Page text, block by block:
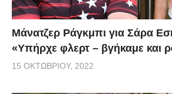
Μάνατζερ Ράγκμπι για Σάρα
«Υπήρχε φλερτ – βγήκαμε και
15 ΟΚΤΩΒΡΊΟΥ, 2022